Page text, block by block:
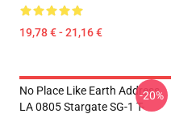
19,78 € - 21,16 €
No Place Like Earth Address
LA 0805 Stargate SG-1 T-
-20%